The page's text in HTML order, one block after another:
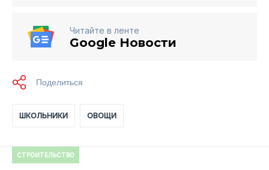
Читайте в ленте
Google Новости
ШКОЛЬНИКИ ОВОЩИ
СТРОИТЕЛЬСТВО